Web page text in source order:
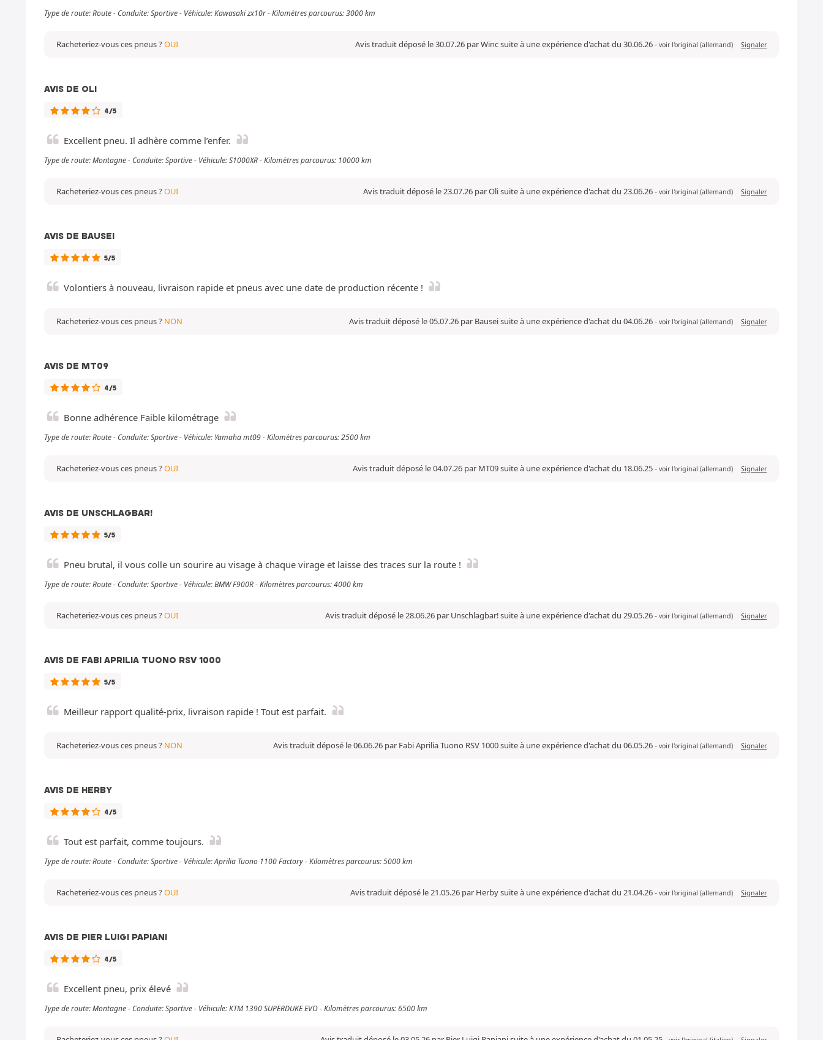
Type de route: Route - Conduite: Sportive - Véhicule: Kawasaki zx10r - Kilomètres parcourus: 3000 km
Avis traduit déposé le 30.07.26 par Winc suite à une expérience d'achat du 30.06.26- voir l'original (allemand) Signaler
Racheteriez-vous ces pneus ?OUI
AVIS DE OLI
4/5
Excellent pneu. Il adhère comme l’enfer.
Type de route: Montagne - Conduite: Sportive - Véhicule: S1000XR - Kilomètres parcourus: 10000 km
Avis traduit déposé le 23.07.26 par Oli suite à une expérience d'achat du 23.06.26- voir l'original (allemand) Signaler
Racheteriez-vous ces pneus ?OUI
AVIS DE BAUSEI
5/5
Volontiers à nouveau, livraison rapide et pneus avec une date de production récente !
Avis traduit déposé le 05.07.26 par Bausei suite à une expérience d'achat du 04.06.26- voir l'original (allemand) Signaler
Racheteriez-vous ces pneus ? NON
AVIS DE MT09
4/5
Bonne adhérence Faible kilométrage
Type de route: Route - Conduite: Sportive - Véhicule: Yamaha mt09 - Kilomètres parcourus: 2500 km
Avis traduit déposé le 04.07.26 par MT09 suite à une expérience d'achat du 18.06.25- voir l'original (allemand) Signaler
Racheteriez-vous ces pneus ?OUI
AVIS DE UNSCHLAGBAR!
5/5
Pneu brutal, il vous colle un sourire au visage à chaque virage et laisse des traces sur la route !
Type de route: Route - Conduite: Sportive - Véhicule: BMW F900R - Kilomètres parcourus: 4000 km
Avis traduit déposé le 28.06.26 par Unschlagbar! suite à une expérience d'achat du 29.05.26- voir l'original (allemand) Signaler
Racheteriez-vous ces pneus ?OUI
AVIS DE FABI APRILIA TUONO RSV 1000
5/5
Meilleur rapport qualité-prix, livraison rapide ! Tout est parfait.
Avis traduit déposé le 06.06.26 par Fabi Aprilia Tuono RSV 1000 suite à une expérience d'achat du 06.05.26- voir l'original (allemand) Signaler
Racheteriez-vous ces pneus ? NON
AVIS DE HERBY
4/5
Tout est parfait, comme toujours.
Type de route: Route - Conduite: Sportive - Véhicule: Aprilia Tuono 1100 Factory - Kilomètres parcourus: 5000 km
Avis traduit déposé le 21.05.26 par Herby suite à une expérience d'achat du 21.04.26- voir l'original (allemand) Signaler
Racheteriez-vous ces pneus ?OUI
AVIS DE PIER LUIGI PAPIANI
4/5
Excellent pneu, prix élevé
Type de route: Montagne - Conduite: Sportive - Véhicule: KTM 1390 SUPERDUKE EVO - Kilomètres parcourus: 6500 km